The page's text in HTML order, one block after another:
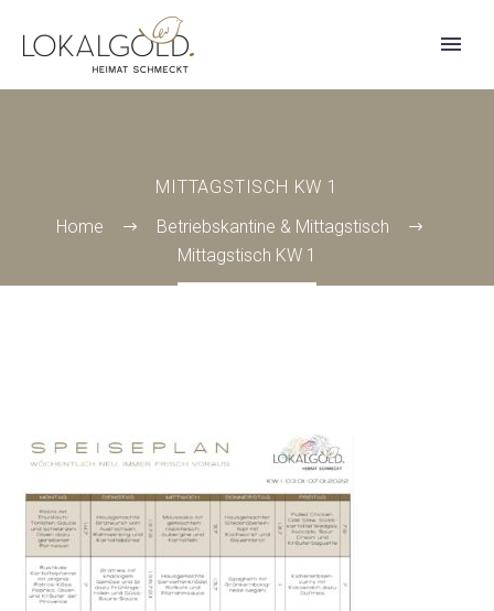
MITTAGSTISCH KW 1
Home
Betriebskantine & Mittagstisch
Mittagstisch KW 1